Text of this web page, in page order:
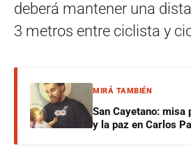
deberá mantener una
3 metros entre ciclista y
MIRÁ TAMBIÉN
San Cayetano: misa
y la paz en Carlos